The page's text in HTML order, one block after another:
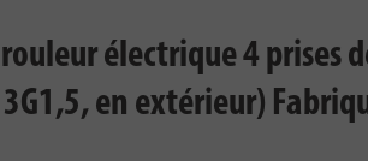
électrique 4 prises
en extérieur)